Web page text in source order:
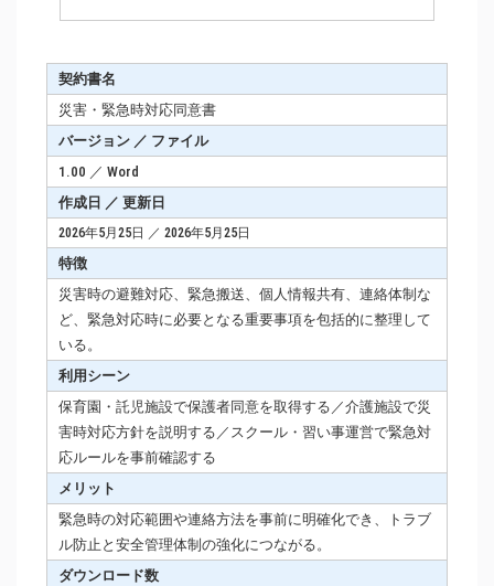
契約書名
災害・緊急時対応同意書
バージョン ／ ファイル
1.00 ／ Word
作成日 ／ 更新日
2026年5月25日 ／ 2026年5月25日
特徴
災害時の避難対応、緊急搬送、個人情報共有、連絡体制な
ど、緊急対応時に必要となる重要事項を包括的に整理して
いる。
利用シーン
保育園・託児施設で保護者同意を取得する／介護施設で災
害時対応方針を説明する／スクール・習い事運営で緊急対
応ルールを事前確認する
メリット
緊急時の対応範囲や連絡方法を事前に明確化でき、トラブ
ル防止と安全管理体制の強化につながる。
ダウンロード数